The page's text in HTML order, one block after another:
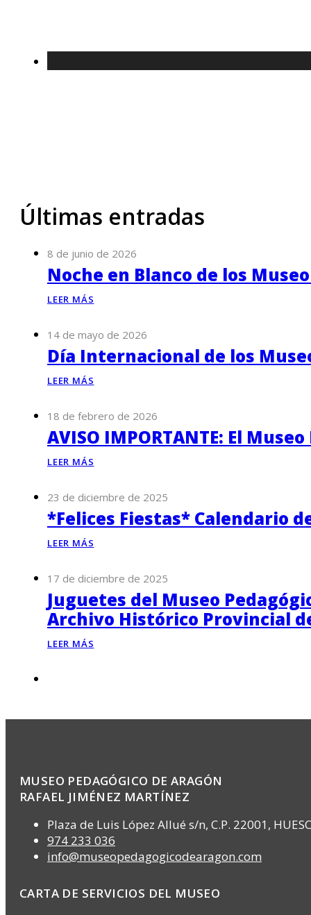
Últimas entradas
8 de junio de 2026
Noche en Blanco de los
LEER MÁS
14 de mayo de 2026
Día Internacional de los
LEER MÁS
18 de febrero de 2026
AVISO IMPORTANTE: El
LEER MÁS
23 de diciembre de 2025
*Felices Fiestas* Calendario
LEER MÁS
17 de diciembre de 2025
Juguetes del Museo
Archivo Histórico Provincial
LEER MÁS
MUSEO PEDAGÓGICO DE ARAGÓN
RAFAEL JIMÉNEZ MARTÍNEZ
Plaza de Luis López Allué s/n, C.P. 22001,
974 233 036
info@museopedagogicodearagon.com
CARTA DE SERVICIOS DEL MUSEO